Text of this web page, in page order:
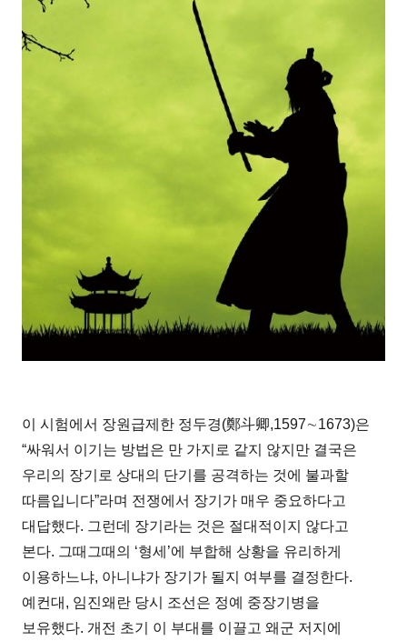
이 시험에서 장원급제한 정두경(鄭斗卿,1597∼1673)은
“싸워서 이기는 방법은 만 가지로 같지 않지만 결국은
우리의 장기로 상대의 단기를 공격하는 것에 불과할
따름입니다”라며 전쟁에서 장기가 매우 중요하다고
대답했다. 그런데 장기라는 것은 절대적이지 않다고
본다. 그때그때의 ‘형세’에 부합해 상황을 유리하게
이용하느냐, 아니냐가 장기가 될지 여부를 결정한다.
예컨대, 임진왜란 당시 조선은 정예 중장기병을
보유했다. 개전 초기 이 부대를 이끌고 왜군 저지에